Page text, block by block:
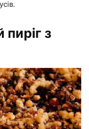
пиріг з